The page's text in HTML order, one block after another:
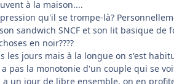
à la maison....
qu'il se trompe-là?
sandwich SNCF et son lit basique de
en noir????
les jours mais à la longue on s'est
pas la monotonie d'un couple qui se
un jour de libre ensemble, on en